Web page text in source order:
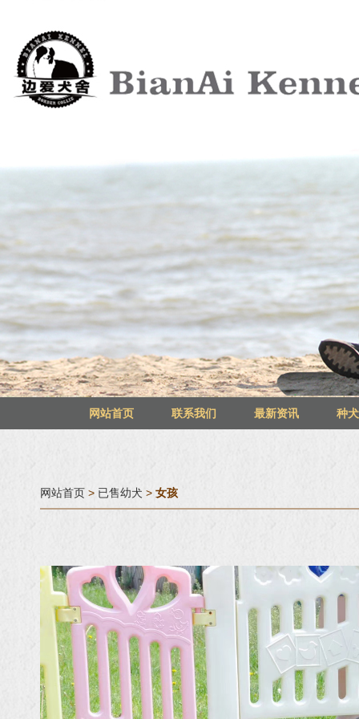
网站首页 联系我们 最新资讯 种
网站首页 > 已售幼犬 > 女孩